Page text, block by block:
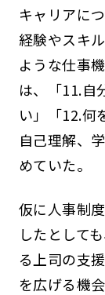
キャリアに
経験やスキ
ような仕事
は、「11.自
い」「12.何
自己理解、
めていた。
仮に人事制
したとして
る上司の支
を広げる機